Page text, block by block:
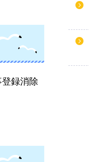
録消除